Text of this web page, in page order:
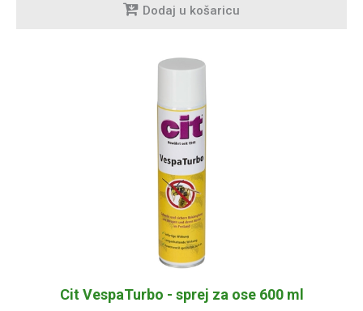
Dodaj u košaricu
Cit VespaTurbo - sprej za ose 600 ml